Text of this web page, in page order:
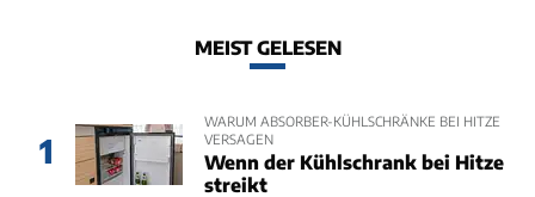
MEIST GELESEN
1
WARUM ABSORBER-KÜHLSCHRÄNKE BEI HITZE
VERSAGEN
Wenn der Kühlschrank bei Hitze
streikt